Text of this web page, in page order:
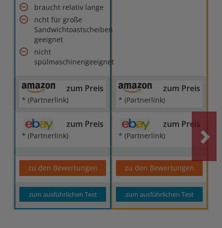
braucht relativ lange
ncht für große
Sandwichtoastscheiben
geeignet
nicht
spülmaschinengeeignet
zum Preis
* (Partnerlink)
zum Preis
* (Partnerlink)
zum Preis
* (Partnerlink)
zum Preis
* (Partnerlink)
zu den Bewertungen zu den Bewertungen
zum ausführlichen Test zum ausführlichen Test